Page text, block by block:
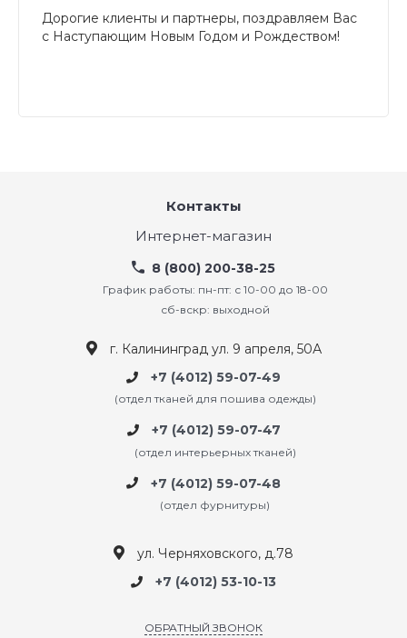
Дорогие клиенты и партнеры, поздравляем Вас
с Наступающим Новым Годом и Рождеством!
Контакты
Интернет-магазин
8 (800) 200-38-25
График работы: пн-пт: с 10-00 до 18-00
сб-вскр: выходной
г. Калининград ул. 9 апреля, 50А
+7 (4012) 59-07-49
(отдел тканей для пошива одежды)
+7 (4012) 59-07-47
(отдел интерьерных тканей)
+7 (4012) 59-07-48
(отдел фурнитуры)
ул. Черняховского, д.78
+7 (4012) 53-10-13
ОБРАТНЫЙ ЗВОНОК